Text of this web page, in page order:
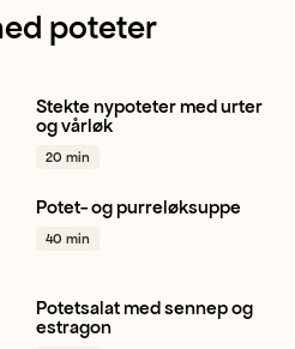
poteter
Potet Vårløk
Sjalottløk
Stekte nypoteter med urter
og vårløk
20 min
Potet Purre Hvitløk + 1
Potet- og purreløksuppe
40 min
Potet Kjørvel
Estragon
Potetsalat med sennep og
estragon